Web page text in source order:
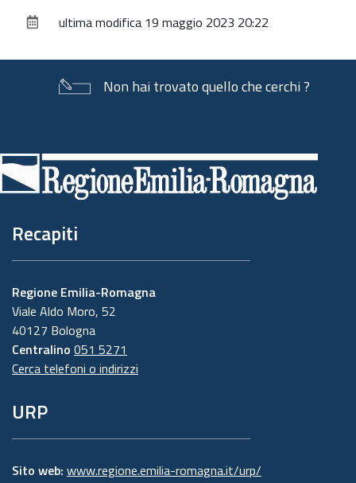
documentoultima modifica 19 maggio 2023 20:22
Non hai trovato quello che cerchi ?
di
pagina
Recapiti
Regione Emilia-Romagna
Viale Aldo Moro, 52
40127 Bologna
Centralino 051 5271
Cerca telefoni o indirizzi
URP
Sito web: www.regione.emilia-romagna.it/urp/